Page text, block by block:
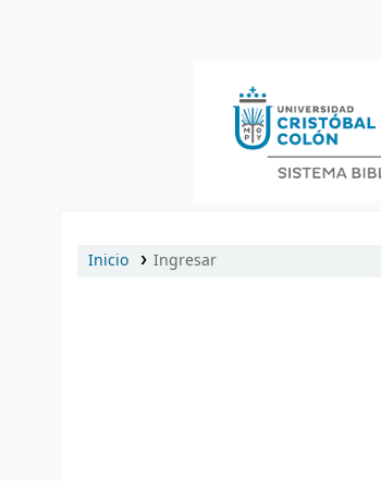
Inicio Ingresar